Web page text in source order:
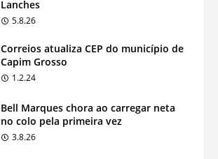
Lanches
5.8.26
Correios atualiza CEP do município de
Capim Grosso
1.2.24
Bell Marques chora ao carregar neta
no colo pela primeira vez
3.8.26